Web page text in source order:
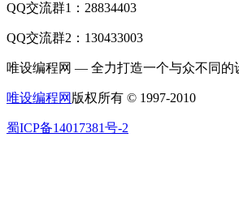
QQ交流群1：28834403
QQ交流群2：130433003
唯设编程网 — 全力打造一个与众不同的
唯设编程网 版权所有 © 1997-2010
蜀ICP备14017381号-2